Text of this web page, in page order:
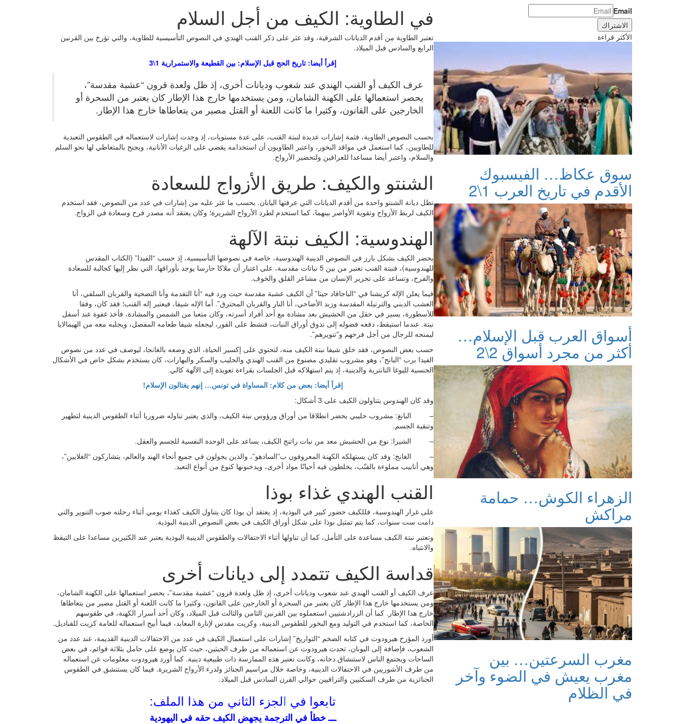
في الطاوية: الكيف من أجل السلام
تعتبر الطاوية من أقدم الديانات الشرقية، وقد عثر على ذكر القنب الهندي في النصوص التأسيسية للطاوية، والتي تؤرخ بين القرنين
الرابع والسادس قبل الميلاد.
إقرأ أيضا: تاريخ الحج قبل الإسلام: بين القطيعة والاستمرارية 1\3
عرف الكيف أو القنب الهندي عند شعوب وديانات أخرى، إذ ظل ولعدة قرون “عشبة مقدسة”،
يحصر استعمالها على الكهنة الشامان، ومن يستخدمها خارج هذا الإطار كان يعتبر من السحرة أو
الخارجين على القانون، وكثيرا ما كانت اللعنة أو القتل مصير من يتعاطاها خارج هذا الإطار.
بحسب النصوص الطاوية، فثمة إشارات عديدة لنبتة القنب، على عدة مستويات، إذ وجدت إشارات لاستعماله في الطقوس التعبدية
للطاويين، كما استعمل في مواقد البخور، واعتبر الطاويون أن استخدامه يقضي على الرغبات الأنانية، ويجنح بالمتعاطي لها نحو السلم
والسلام، واعتبر أيضا مساعدا للعرافين ولتحضير الأرواح.
الشنتو والكيف: طريق الأزواج للسعادة
تظل ديانة الشنتو واحدة من أقدم الديانات التي عرفتها اليابان. بحسب ما عثر عليه من إشارات في عدد من النصوص، فقد استخدم
الكيف لربط الأزواج وتقوية الأواصر بينهما، كما استخدم لطرد الأرواح الشريرة؛ وكان يعتقد أنه مصدر فرح وسعادة في الزواج.
الهندوسية: الكيف نبتة الآلهة
يحضر الكيف بشكل بارز في النصوص الدينية الهندوسية، خاصة في نصوصها التأسيسية، إذ حسب “الفيدا” (الكتاب المقدس
للهندوسية)، فنبتة القنب تعتبر من بين 5 نباتات مقدسة، على اعتبار أن ملاكا حارسا يوجد بأوراقها، التي نظر إليها كجالبة للسعادة
والفرح، وتساعد على تحرير الإنسان من مشاعر القلق والخوف.
فيما يعلن الإله كريشنا في “الباجافاد جيتا” أن الكيف عشبة مقدسة حيث ورد فيه “أنا التقدمة وأنا التضحية والقربان السلفي، أنا
العشب الديني والترتيلة المقدسة وزبد الأضاحي، أنا النار والقربان المحترق”. أما الإله شيفا، فيعتبر إله القنب؛ فقد كان، وفقا
للأسطورة، يسير في حقل من الحشيش بعد مشادة مع أحد أفراد أسرته، وكان متعبا من الشمس والمشادة، فأخذ غفوة عند أسفل
نبتة. عندما استيقظ، دفعه فضوله إلى تذوق أوراق النبات، فنشط على الفور، ليجعله شيفا طعامه المفضل، ويجلبه معه من الهيمالايا
ليمنحه للرجال من أجل فرحهم و”تنويرهم”.
حسب بعض النصوص، فقد خلق شيفا نبتة الكيف منه، لتحتوي على إكسير الحياة، الذي وضعه بالغانجا، ليوصف في عدد من نصوص
الفيدا برب “البانج”، وهو مشروب تقليدي مصنوع من القنب الهندي والحليب والسكر والبهارات، كان يستخدم بشكل خاص في الأشكال
الجنسية لليوغا التانترية والدينية، إذ يتم استهلاكه قبل الجلسات بقراءة تعويذة إلى الآلهة كالي.
إقرأ أيضا: بعض من كلام: المساواة في تونس… إنهم يغتالون الإسلام!
وقد كان الهندوس يتناولون الكيف على 3 أشكال:
– البانغ: مشروب حليبي يحضر انطلاقا من أوراق ورؤوس نبتة الكيف، والذي يعتبر تناوله ضروريا أثناء الطقوس الدينية لتطهير
وتنقية الجسم.
– الشيرا: نوع من الحشيش معد من نبات راتنج الكيف، يساعد على الوحدة النفسية للجسم والعقل.
– الغانج: وقد كان يستهلكه الكهنة المعروفون ب”السادهو”، والذين يجولون في جميع أنحاء الهند والعالم، يتشاركون “الغلايين”،
وهي أنابيب مملوءة بالقنّب، يخلطون فيه أحيانًا مواد أخرى، ويدخنونها كنوع من أنواع التعبد.
القنب الهندي غذاء بوذا
على غرار الهندوسية، فللكيف حضور كبير في البوذية، إذ يعتقد أن بوذا كان يتناول الكيف كغذاء يومي أثناء رحلته صوب التنوير والتي
دامت ست سنوات، كما يتم تمثيل بوذا على شكل أوراق الكيف في بعض النصوص الدينية البوذية.
وتعتبر نبتة الكيف مساعدة على التأمل، كما أن تناولها أثناء الاحتفالات والطقوس الدينية البوذية يعتبر عند الكثيرين مساعدا على التيقظ
والانتباه.
قداسة الكيف تتمدد إلى ديانات أخرى
عرف الكيف أو القنب الهندي عند شعوب وديانات أخرى، إذ ظل ولعدة قرون “عشبة مقدسة”، يحصر استعمالها على الكهنة الشامان،
ومن يستخدمها خارج هذا الإطار كان يعتبر من السحرة أو الخارجين على القانون، وكثيرا ما كانت اللعنة أو القتل مصير من يتعاطاها
خارج هذا الإطار. كما أن الزرادشتيين استعملوه بين القرنين الثامن والثالث قبل الميلاد، وكان أحد أسرار الكهنة، في طقوسهم
الخاصة، كما استخدم في التوليد ومع البخور للطقوس الدينية، وكزيت مقدس لإنارة المعابد، فيما أبيح استعماله للعامة كزيت للقناديل.
أورد المؤرخ هيرودوت في كتابه الضخم “التواريخ” إشارات على استعمال الكيف في عدد من الاحتفالات الدينية القديمة، عند عدد من
الشعوب، فإضافة إلى اليونان، تحدث هيرودوت عن استعماله من طرف الحيثين، حيث كان يوضع على حامل بثلاثة قوائم، في بعض
الساحات ويجتمع الناس لاستنشاق دخانه، وكانت تعتبر هذه الممارسة ذات طبيعية دينية. كما أورد هيرودوت معلومات عن استعماله
من طرف الأشوريين في الاحتفالات الدينية، وخاصة خلال مراسيم الجنائز ولدرء الأرواح الشريرة. فيما كان يستنشق في الطقوس
الجنائزية من طرف السكثيين والتراقيين حوالي القرن السادس قبل الميلاد.
تابعوا في الجزء الثاني من هذا الملف:
ـــ خطأ في الترجمة يجهض الكيف حقه في اليهودية
Email
الأكثر قراءة
سوق عكاظ… الفيسبوك
الأقدم في تاريخ العرب 1\2
أسواق العرب قبل الإسلام…
أكثر من مجرد أسواق 2\2
الزهراء الكوش… حمامة
مراكش
مغرب السرعتين… بين
مغرب يعيش في الضوء وآخر
في الظلام